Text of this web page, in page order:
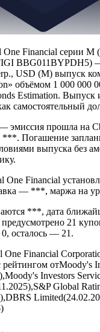
Financial серии M
BBG011BYPDH5)
USD (M) выпуск
объёмом 1 000 000
Estimation. Выпуск
самостоятельный
эмиссия прошла на
***. Погашение
выпуска без
One Financial
— ***, маржа на
***, дата
21
осталось — 21.
One Financial
отMoody's
Investors
Global